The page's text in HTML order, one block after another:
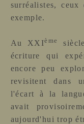
surréalistes,
exemple.
Au XXIème
écriture qui
encore peu
revisitent dans
l'écart à la
avait
aujourd'hui trop